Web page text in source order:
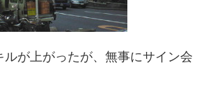
ルが上がったが、無事にサイン会